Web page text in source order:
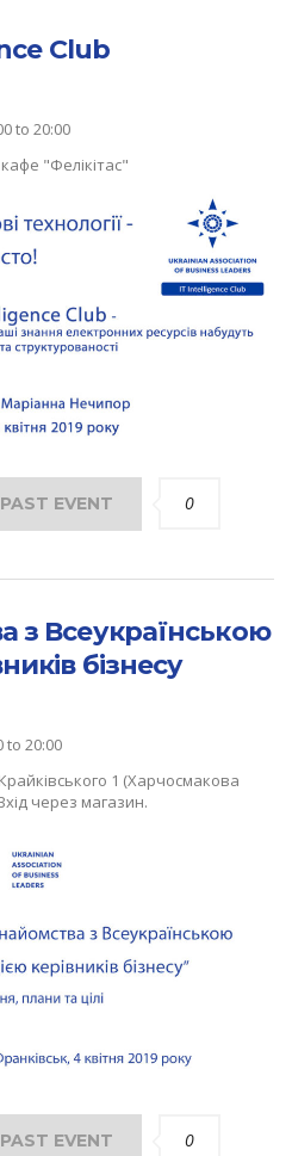
Club
to 20:00
"Фелікітас"
PAST EVENT 0
з Всеукраїнською
бізнесу
to 20:00
1 (Харчосмакова
через магазин.
PAST EVENT 0